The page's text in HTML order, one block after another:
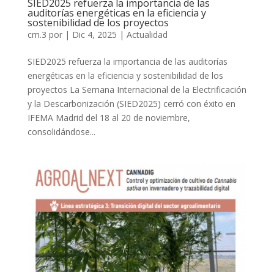
SIED2025 refuerza la importancia de las
auditorías energéticas en la eficiencia y
sostenibilidad de los proyectos
cm.3 por | Dic 4, 2025 | Actualidad
SIED2025 refuerza la importancia de las auditorías
energéticas en la eficiencia y sostenibilidad de los
proyectos La Semana Internacional de la Electrificación
y la Descarbonización (SIED2025) cerró con éxito en
IFEMA Madrid del 18 al 20 de noviembre,
consolidándose...